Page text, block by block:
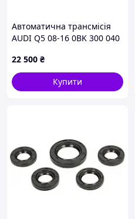
Автоматична трансмісія
AUDI Q5 08-16 0BK 300 040
22 500 ₴
Купити